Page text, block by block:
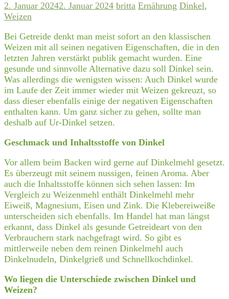
2. Januar 20242. Januar 2024 britta Ernährung Dinkel,
Weizen
Bei Getreide denkt man meist sofort an den klassischen
Weizen mit all seinen negativen Eigenschaften, die in den
letzten Jahren verstärkt publik gemacht wurden. Eine
gesunde und sinnvolle Alternative dazu soll Dinkel sein.
Was allerdings die wenigsten wissen: Auch Dinkel wurde
im Laufe der Zeit immer wieder mit Weizen gekreuzt, so
dass dieser ebenfalls einige der negativen Eigenschaften
enthalten kann. Um ganz sicher zu gehen, sollte man
deshalb auf Ur-Dinkel setzen.
Geschmack und Inhaltsstoffe von Dinkel
Vor allem beim Backen wird gerne auf Dinkelmehl gesetzt.
Es überzeugt mit seinem nussigen, feinen Aroma. Aber
auch die Inhaltsstoffe können sich sehen lassen: Im
Vergleich zu Weizenmehl enthält Dinkelmehl mehr
Eiweiß, Magnesium, Eisen und Zink. Die Klebereiweiße
unterscheiden sich ebenfalls. Im Handel hat man längst
erkannt, dass Dinkel als gesunde Getreideart von den
Verbrauchern stark nachgefragt wird. So gibt es
mittlerweile neben dem reinen Dinkelmehl auch
Dinkelnudeln, Dinkelgrieß und Schnellkochdinkel.
Wo liegen die Unterschiede zwischen Dinkel und
Weizen?